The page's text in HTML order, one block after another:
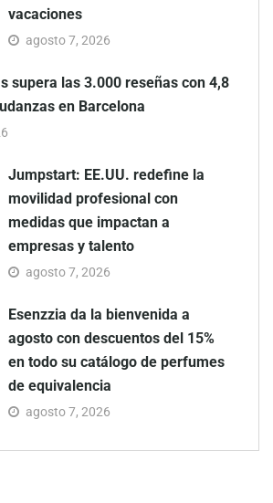
vacaciones
agosto 7, 2026
supera las 3.000 reseñas con 4,8
en Barcelona
Jumpstart: EE.UU. redefine la
movilidad profesional con
medidas que impactan a
empresas y talento
agosto 7, 2026
Esenzzia da la bienvenida a
agosto con descuentos del 15%
en todo su catálogo de perfumes
de equivalencia
agosto 7, 2026